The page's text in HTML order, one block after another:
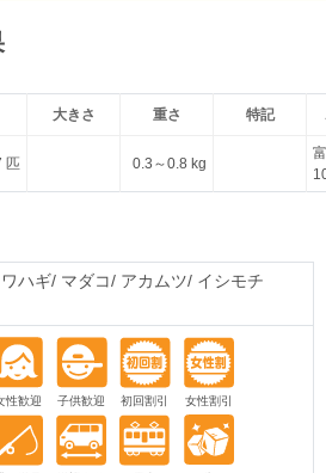
大きさ 重さ 特記
匹 0.3～0.8 kg
ハギ マダコ アカムツ
イシモチ